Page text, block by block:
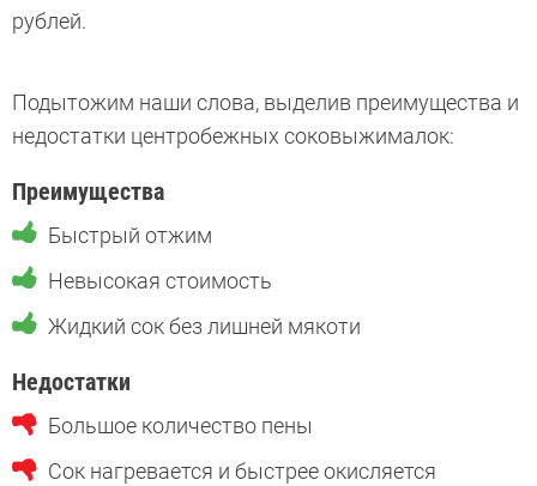
рублей.
Подытожим наши слова, выделив преимущества и
недостатки центробежных соковыжималок:
Преимущества
Быстрый отжим
Невысокая стоимость
Жидкий сок без лишней мякоти
Недостатки
Большое количество пены
Сок нагревается и быстрее окисляется